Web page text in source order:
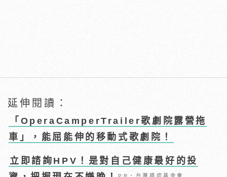
延伸閱讀：
「OperaCamperTrailer歌劇院露營拖
車」，能屈能伸的移動式歌劇院！
立即諮詢HPV！是對自己健康最好的投
PR・台灣癌症基金會